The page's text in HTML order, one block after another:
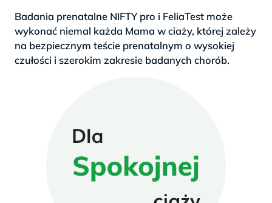
Badania prenatalne NIFTY pro i FeliaTest może
wykonać niemal każda Mama w ciaży, której zależy
na bezpiecznym teście prenatalnym o wysokiej
czułości i szerokim zakresie badanych chorób.